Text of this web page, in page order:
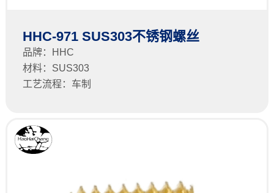
HHC-971 SUS303不锈钢螺丝
品牌：HHC
材料：SUS303
工艺流程：车制